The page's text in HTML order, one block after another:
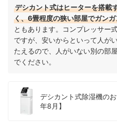
デシカント式はヒーターを搭載
く、6畳程度の狭い部屋でガン
ともあります。コンプレッサー
ですが、安いからといって人が
たえるので、人がいない別の部
でください。
デシカント式除湿機の
年8月】